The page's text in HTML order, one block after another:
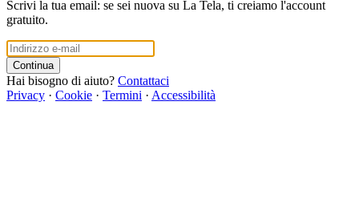
Scrivi la tua email: se sei nuova su La Tela, ti creiamo l'account
gratuito.
Continua
Hai bisogno di aiuto? Contattaci
Privacy · Cookie · Termini · Accessibilità